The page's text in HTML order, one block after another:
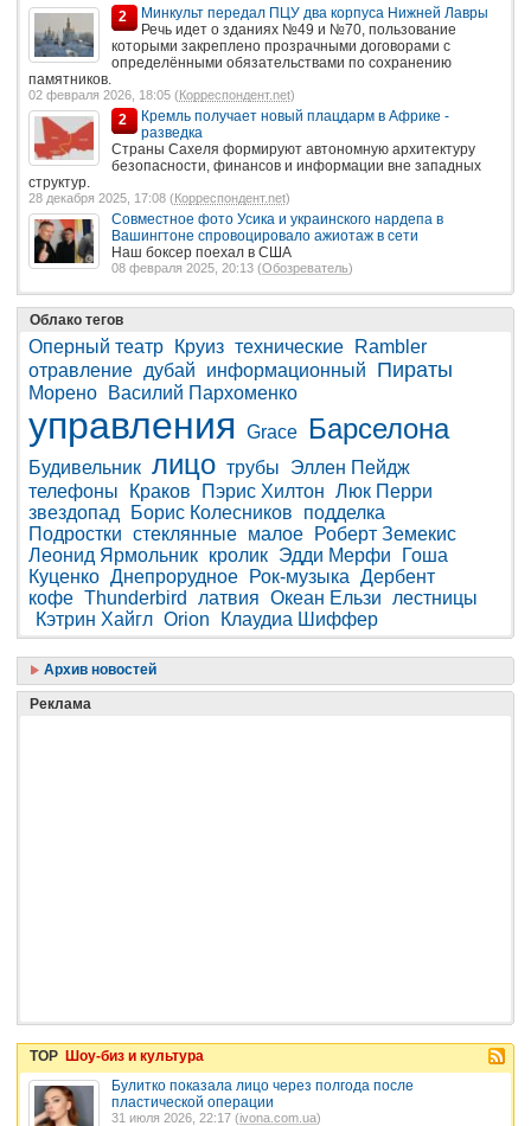
2
Минкульт передал ПЦУ два корпуса Нижней Лавры
Речь идет о зданиях №49 и №70, пользование
которыми закреплено прозрачными договорами с
определёнными обязательствами по сохранению
памятников.
02 февраля 2026, 18:05 (Корреспондент.net)
2
Кремль получает новый плацдарм в Африке -
разведка
Страны Сахеля формируют автономную архитектуру
безопасности, финансов и информации вне западных
структур.
28 декабря 2025, 17:08 (Корреспондент.net)
Совместное фото Усика и украинского нардепа в
Вашингтоне спровоцировало ажиотаж в сети
Наш боксер поехал в США
08 февраля 2025, 20:13 (Обозреватель)
Облако тегов
Оперный театр Круиз технические
Rambler
отравление дубай информационный Пираты
Морено Василий Пархоменко
управления Grace Барселона
Будивельник лицо трубы
Эллен Пейдж
телефоны
Краков Пэрис Хилтон Люк Перри
звездопад
Борис Колесников
подделка
Подростки стеклянные малое
Роберт Земекис
Леонид Ярмольник кролик Эдди Мерфи
Гоша
Куценко Днепрорудное Рок-музыка Дербент
кофе Thunderbird латвия Океан Ельзи
лестницы
Кэтрин Хайгл Orion Клаудиа Шиффер
Архив новостей
Реклама
TOP Шоу-биз и культура
Булитко показала лицо через полгода после
пластической операции
31 июля 2026, 22:17 (ivona.com.ua)